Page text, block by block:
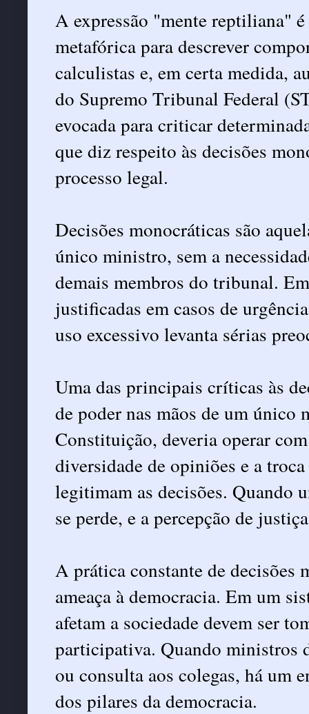
A expressão "mente reptiliana"
metafórica para descrever
calculistas e, em certa medida,
do Supremo Tribunal Federal
evocada para criticar
que diz respeito às decisões
processo legal.
Decisões monocráticas são
único ministro, sem a
demais membros do tribunal.
justificadas em casos de
uso excessivo levanta sérias
Uma das principais críticas às
de poder nas mãos de um
Constituição, deveria operar
diversidade de opiniões e a
legitimam as decisões. Quando
se perde, e a percepção de
A prática constante de decisões
ameaça à democracia. Em um
afetam a sociedade devem ser
participativa. Quando ministros
ou consulta aos colegas, há um
dos pilares da democracia.